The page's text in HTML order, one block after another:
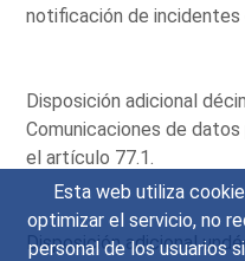
Esta web utiliza
optimizar el servicio, no
personal de los usuarios
notificación de incidentes
Disposición adicional
Comunicaciones de
el artículo 77.1.
Disposición adicional